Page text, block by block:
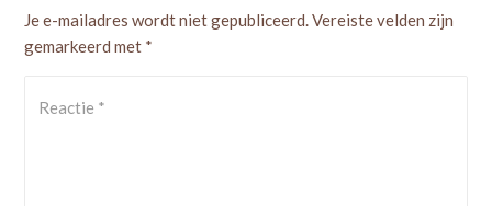
Je e-mailadres wordt niet gepubliceerd.Vereiste velden zijn
gemarkeerd met *